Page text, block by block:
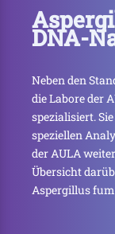
DNA-
Neben den
die Labore der
spezialisiert.
speziellen
der AULA
Übersicht
Aspergillus